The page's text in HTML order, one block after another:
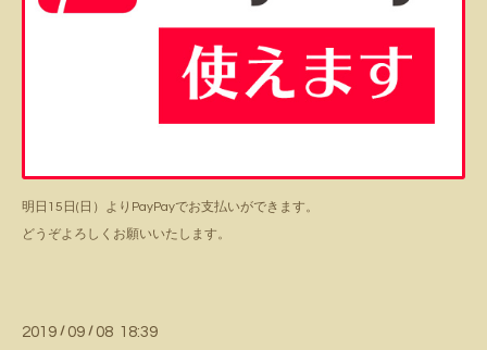
明日15日(日）よりPayPayでお支払いができます。
どうぞよろしくお願いいたします。
2019 / 09 / 08 18:39